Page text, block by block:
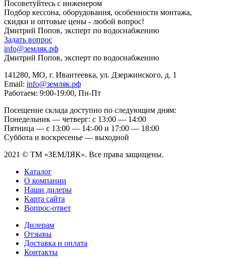
Посоветуйтесь с инженером
Подбор кессона, оборудования, особенности монтажа,
скидки и оптовые цены - любой вопрос!
Дмитрий Попов, эксперт по водоснабжению
Задать вопрос
info@земляк.рф
Дмитрий Попов, эксперт по водоснабжению
141280, МО, г. Ивантеевка, ул. Дзержинского, д. 1
Email: info@земляк.рф
Работаем: 9:00-19:00, Пн-Пт
Посещение склада доступно по следующим дням:
Понедельник — четверг: с 13:00 — 14:00
Пятница — с 13:00 — 14:-00 и 17:00 — 18:00
Суббота и воскресенье — выходной
2021 © ТМ «ЗЕМЛЯК». Все права защищены.
Каталог
О компании
Наши дилеры
Карта сайта
Вопрос-ответ
Дилерам
Отзывы
Доставка и оплата
Контакты